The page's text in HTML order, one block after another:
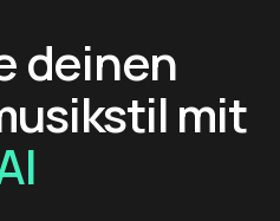
deinen
mit